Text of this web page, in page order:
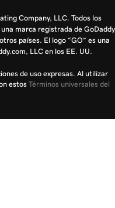
Company, LLC. Todos los
marca registrada de GoDaddy
países. El logo “GO” es una
LLC en los EE. UU.
de uso expresas. Al utilizar
estos Términos universales del